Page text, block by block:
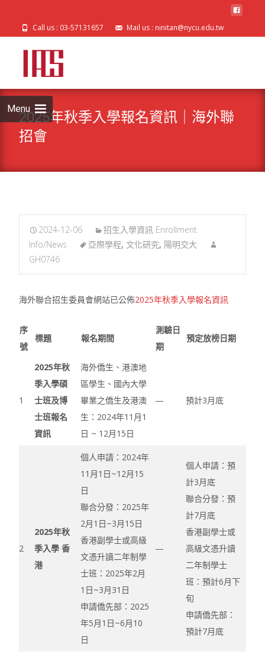
Call us : 03-57131657 Mail us : ninitan@nycu.edu.tw
Menu
2025年秋季入學報名資訊｜海外聯
招會
2024-12-06
招生入學資訊 Enrollment
Info/News
亞際學程, 文化研究, 陽明交大
GH0746
海外聯合招生委員會網站已公佈2025年秋季入學報名資訊
序
號
標題 報名期間
測驗日
期
預定放榜日期
1
2025年秋
季入學碩
士班及博
士班報名
資訊
海外僑生、港澳地
區學生、國內大學
畢業之僑生及港澳
生：2024年11月1
日 ~ 12月15日
— 預計3月底
2
2025年秋
季入學 香
港
個人申請：2024年
11月1日~12月15
日
聯合分發：2025年
2月1日~3月15日
香港副學士或高級
文憑升讀二年制學
士班：2025年2月
1日~3月31日
申請僑先部：2025
年5月1日~6月10
日
—
個人申請：預
計3月底
聯合分發：預
計7月底
香港副學士或
高級文憑升讀
二年制學士
班：預計6月下
旬
申請僑先部：
預計7月底